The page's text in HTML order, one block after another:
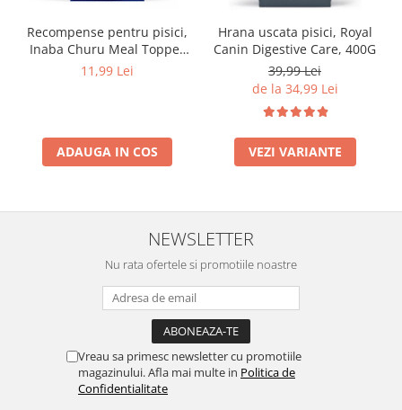
Recompense pentru pisici,
Inaba Churu Meal Topper
Tuna with Salmon Recipe
11,99 Lei
ADAUGA IN COS
Hrana uscata pisici, Royal
Canin Digestive Care, 400G
39,99 Lei
de la 34,99 Lei
VEZI VARIANTE
NEWSLETTER
Nu rata ofertele si promotiile noastre
Vreau sa primesc newsletter cu promotiile
magazinului. Afla mai multe in Politica de
Confidentialitate